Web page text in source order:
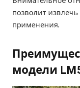
позволит
применения.
модели